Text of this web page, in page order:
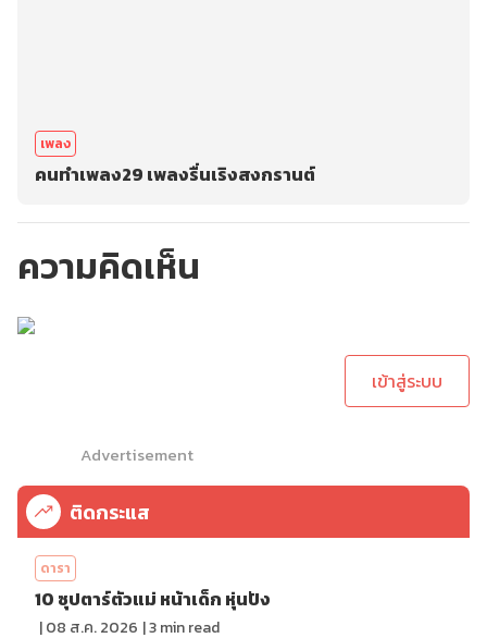
เพลง
คนทำเพลง29 เพลงรื่นเริงสงกรานต์
ความคิดเห็น
เข้าสู่ระบบ
Advertisement
ติดกระแส
ดารา
10 ซุปตาร์ตัวแม่ หน้าเด็ก หุ่นปัง
|08 ส.ค. 2026 |3min read